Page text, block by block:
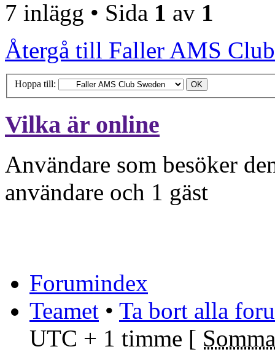
7 inlägg • Sida 1 av 1
Återgå till Faller AMS
Hoppa till:
Vilka är online
Användare som besöker
användare och 1 gäst
Forumindex
Teamet • Ta bort alla
UTC + 1 timme [